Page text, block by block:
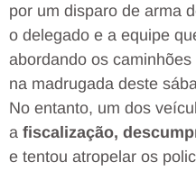
por um disparo de arma
o delegado e a equipe
abordando os
na madrugada deste
No entanto, um dos
a fiscalização,
e tentou atropelar os